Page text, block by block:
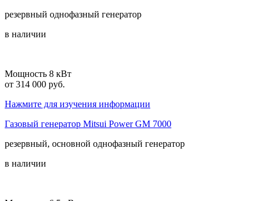
резервный однофазный генератор
в наличии
Мощность 8 кВт
от 314 000 руб.
Нажмите для изучения информации
Газовый генератор Mitsui Power GM 7000
резервный, основной однофазный генератор
в наличии